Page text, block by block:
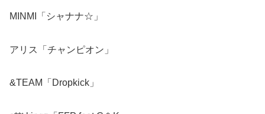
MINMI「シャナナ☆」
アリス「チャンピオン」
&TEAM「Dropkick」